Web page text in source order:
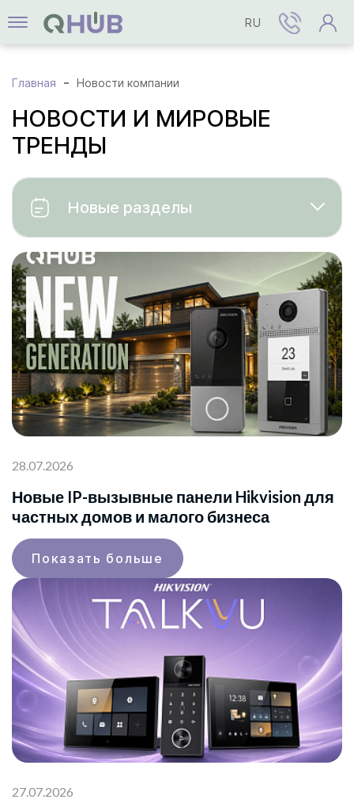
RU
Главная Новости компании
НОВОСТИ И МИРОВЫЕ
ТРЕНДЫ
Новые разделы
28.07.2026
Новые IP-вызывные панели Hikvision для
частных домов и малого бизнеса
Показать больше
27.07.2026